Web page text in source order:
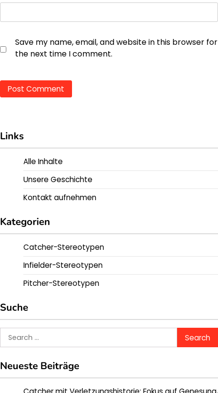
Save my name, email, and website in this browser for
the next time I comment.
Links
Alle Inhalte
Unsere Geschichte
Kontakt aufnehmen
Kategorien
Catcher-Stereotypen
Infielder-Stereotypen
Pitcher-Stereotypen
Suche
Search
for:
Neueste Beiträge